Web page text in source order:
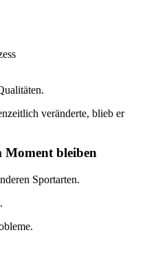
veränderte, blieb er
Moment bleiben
Sportarten.